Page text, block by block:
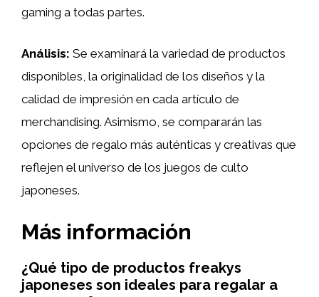
gaming a todas partes.
Análisis: Se examinará la variedad de productos
disponibles, la originalidad de los diseños y la
calidad de impresión en cada artículo de
merchandising. Asimismo, se compararán las
opciones de regalo más auténticas y creativas que
reflejen el universo de los juegos de culto
japoneses.
Más información
¿Qué tipo de productos freakys
japoneses son ideales para regalar a